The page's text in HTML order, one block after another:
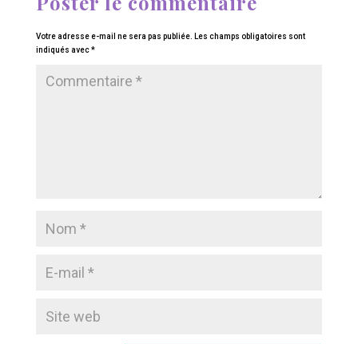
Votre adresse e-mail ne sera pas publiée.
Les champs obligatoires sont
indiqués avec*